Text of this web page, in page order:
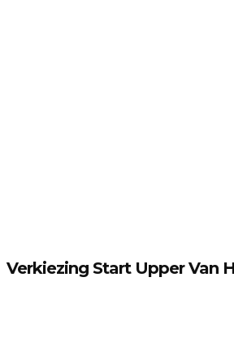
Verkiezing Start Upper Van